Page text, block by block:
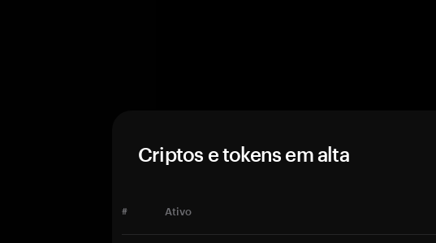
Criptos e tokens em alta
# Ativo